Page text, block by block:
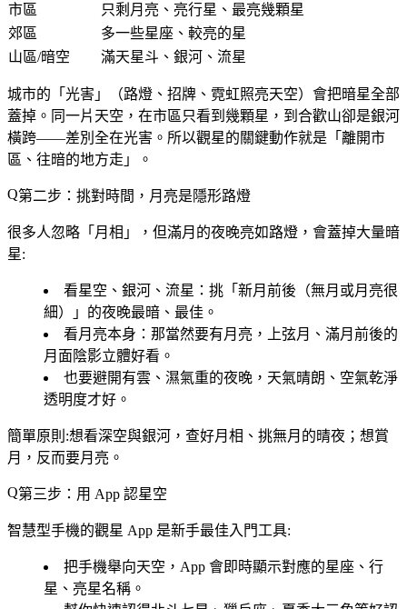
市區
只剩月亮、亮行星、最亮幾顆星
郊區
多一些星座、較亮的星
山區/暗空
滿天星斗、銀河、流星
城市的「光害」（路燈、招牌、霓虹照亮天空）會把暗星全部
蓋掉。同一片天空，在市區只看到幾顆星，到合歡山卻是銀河
橫跨——差別全在光害 。所以觀星的關鍵動作就是「 離開市
區、往暗的地方走 」。
第二步：挑對時間，月亮是隱形路燈
很多人忽略「月相」，但滿月的夜晚亮如路燈，會蓋掉大量暗
星:
看星空、銀河、流星 ：挑「 新月前後（無月或月亮很
細）
」的夜晚最暗、最佳。
看月亮本身 ：那當然要有月亮，上弦月、滿月前後的
月面陰影立體好看。
也要避開有雲、濕氣重的夜晚，天氣晴朗、空氣乾淨
透明度才好。
簡單原則:想看深空與銀河，查好月相、挑無月的晴夜 ；想賞
月，反而要月亮。
第三步：用 App 認星空
智慧型手機的觀星 App 是新手最佳入門工具:
把手機舉向天空，App 會即時顯示對應的星座、行
星、亮星名稱。